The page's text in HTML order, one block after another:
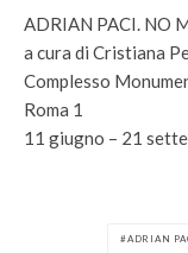
ADRIAN PACI. NO
a cura di Cristiana
Complesso
Roma 1
11 giugno – 21
ADRIAN